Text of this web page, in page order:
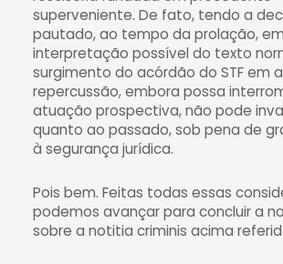
superveniente. De fato, tendo a
pautado, ao tempo da prolação,
interpretação possível do texto
surgimento do acórdão do STF em
repercussão, embora possa
atuação prospectiva, não pode
quanto ao passado, sob pena de
à segurança jurídica.
Pois bem. Feitas todas essas
podemos avançar para concluir a
sobre a notitia criminis acima